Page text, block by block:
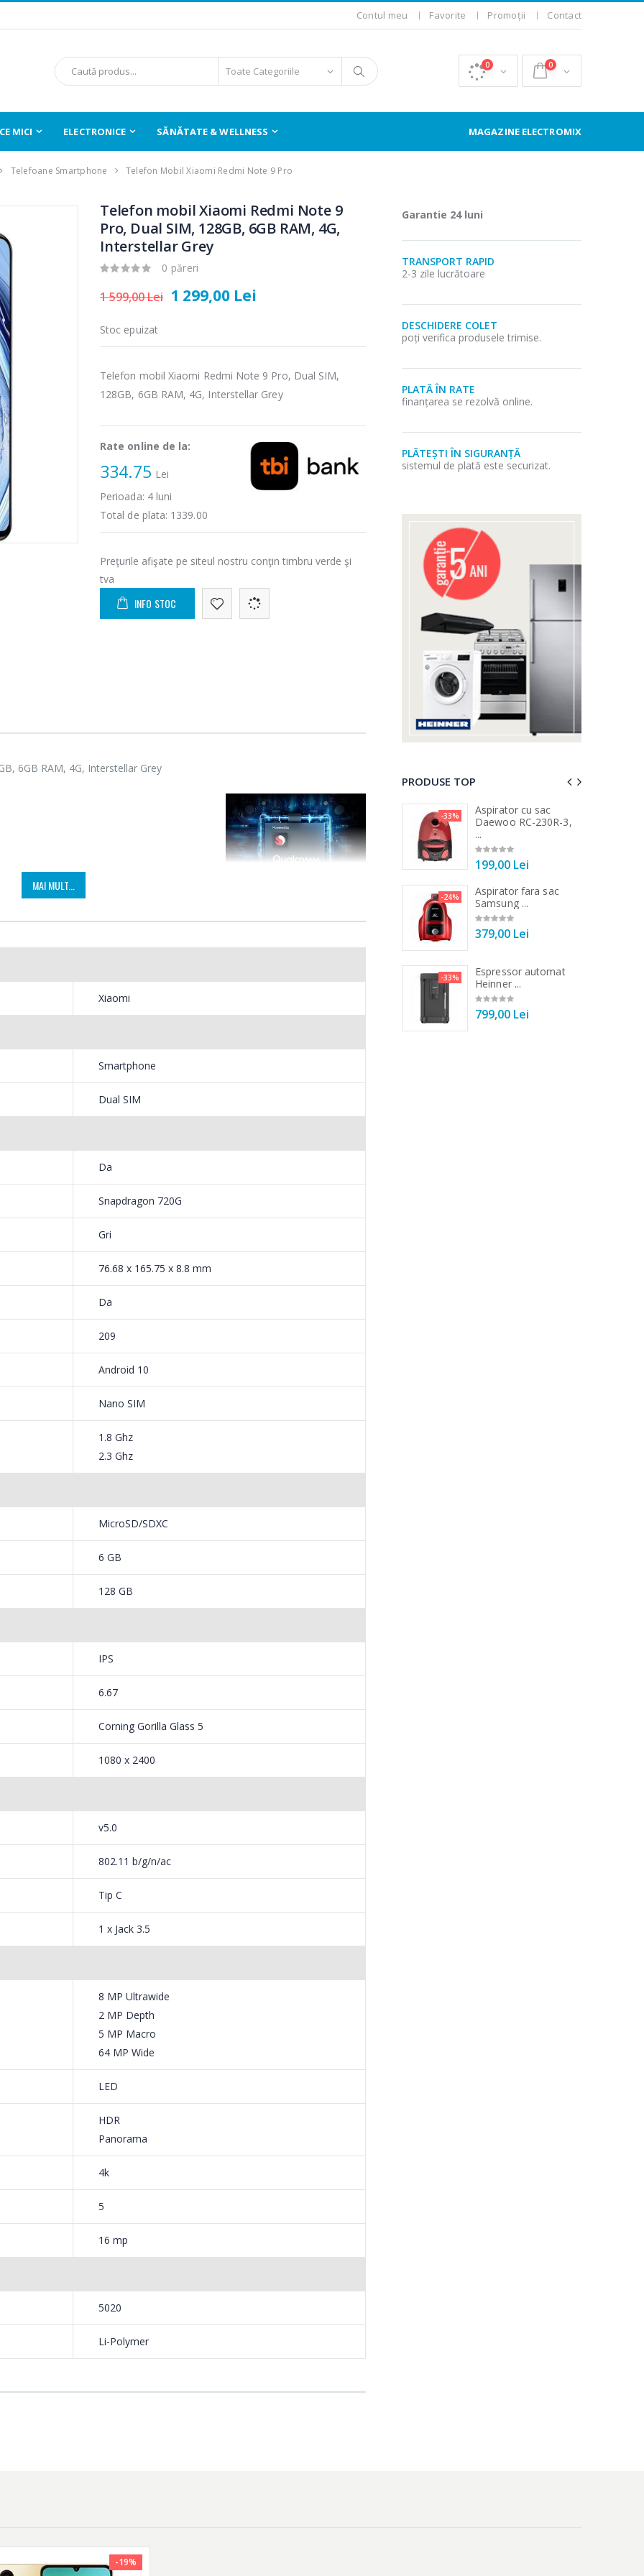
Contul meu Favorite Promoții Contact
0 0
MICI ELECTRONICE SĂNĂTATE & WELLNESS MAGAZINE ELECTROMIX
Telefoane Smartphone Telefon Mobil Xiaomi Redmi Note 9 Pro
Telefon mobil Xiaomi Redmi Note 9
Pro, Dual SIM, 128GB, 6GB RAM, 4G,
Interstellar Grey
0 păreri
1 599,00 Lei 1 299,00 Lei
Stoc epuizat
Telefon mobil Xiaomi Redmi Note 9 Pro, Dual SIM,
128GB, 6GB RAM, 4G, Interstellar Grey
Rate online de la:
334.75 Lei
Perioada: 4luni
Total de plata: 1339.00
Preţurile afişate pe siteul nostru conţin timbru verde şi
tva
INFO STOC
6GB RAM, 4G, Interstellar Grey
surprinde clar momentele preferate, iar lentilele cu unghi larg, lentila
pretioase. Camera de 64MP se va
de 108° va va permite sa descoperiti o parte mai ampla a povestii.
muzica, 33 de ore de convorbire, 16 ore
telefon. Incarcarea rapida de 30W
MAI MULT...
Xiaomi
Smartphone
Dual SIM
Da
Snapdragon 720G
Gri
76.68 x 165.75 x 8.8 mm
Da
209
Android 10
Nano SIM
1.8 Ghz
2.3 Ghz
MicroSD/SDXC
6 GB
128 GB
IPS
6.67
Corning Gorilla Glass 5
1080 x 2400
v5.0
802.11 b/g/n/ac
Tip C
1 x Jack 3.5
8 MP Ultrawide
2 MP Depth
5 MP Macro
64 MP Wide
LED
HDR
Panorama
4k
5
16 mp
5020
Li-Polymer
Garantie 24 luni
TRANSPORT RAPID
2-3 zile lucrătoare
DESCHIDERE COLET
poți verifica produsele trimise.
PLATĂ ÎN RATE
finanțarea se rezolvă online.
PLĂTEȘTI ÎN SIGURANȚĂ
sistemul de plată este securizat.
PRODUSE TOP
NobeLTek ...
199,00 Lei
-18%
Mixer vertical Heinner
HHB-DC1000SSBK ...
139,00 Lei
Heinner ...
299,00 Lei
-33%
Aspirator cu sac
Daewoo RC-230R-3,
...
199,00 Lei
-24%
Aspirator fara sac
Samsung ...
379,00 Lei
-33%
Espressor automat
Heinner ...
799,00 Lei
-19%